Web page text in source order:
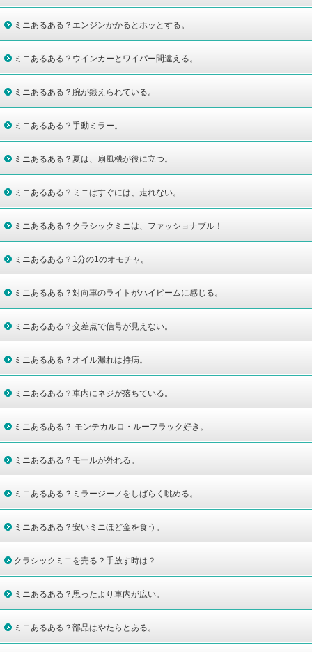
ミニあるある？エンジンかかるとホッとする。
ミニあるある？ウインカーとワイパー間違える。
ミニあるある？腕が鍛えられている。
ミニあるある？手動ミラー。
ミニあるある？夏は、扇風機が役に立つ。
ミニあるある？ミニはすぐには、走れない。
ミニあるある？クラシックミニは、ファッショナブル！
ミニあるある？1分の1のオモチャ。
ミニあるある？対向車のライトがハイビームに感じる。
ミニあるある？交差点で信号が見えない。
ミニあるある？オイル漏れは持病。
ミニあるある？車内にネジが落ちている。
ミニあるある？ モンテカルロ・ルーフラック好き。
ミニあるある？モールが外れる。
ミニあるある？ミラージーノをしばらく眺める。
ミニあるある？安いミニほど金を食う。
クラシックミニを売る？手放す時は？
ミニあるある？思ったより車内が広い。
ミニあるある？部品はやたらとある。